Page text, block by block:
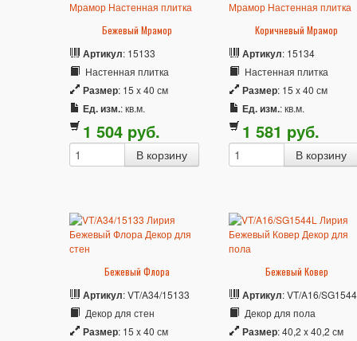
Бежевый Мрамор
Артикул: 15133
Настенная плитка
Размер: 15 x 40 см
Ед. изм.: кв.м.
1 504 pуб.
Коричневый Мрамор
Артикул: 15134
Настенная плитка
Размер: 15 x 40 см
Ед. изм.: кв.м.
1 581 pуб.
Бежевый Флора
Артикул: VT/A34/15133
Декор для стен
Размер: 15 x 40 см
Бежевый Ковер
Артикул: VT/A16/
Декор для пола
Размер: 40,2 x 40,2 см